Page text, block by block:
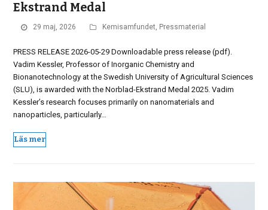
Ekstrand Medal
29 maj, 2026 Kemisamfundet, Pressmaterial
PRESS RELEASE 2026-05-29 Downloadable press release (pdf).
Vadim Kessler, Professor of Inorganic Chemistry and
Bionanotechnology at the Swedish University of Agricultural Sciences
(SLU), is awarded with the Norblad-Ekstrand Medal 2025. Vadim
Kessler’s research focuses primarily on nanomaterials and
nanoparticles, particularly…
Läs mer